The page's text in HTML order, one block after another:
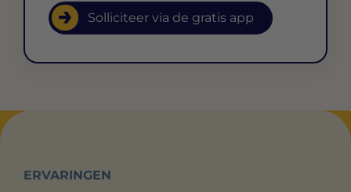
Solliciteer via de gratis app
ERVARINGEN